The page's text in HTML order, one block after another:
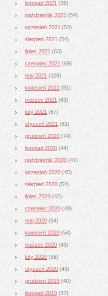
listopad 2021 (36)
październik 2021 (54)
wrzesień 2021 (54)
sierpień 2021 (54)
lipiec 2021 (63)
czerwiec 2021 (69)
maj 2021 (109)
kwiecień 2021 (81)
marzec 2021 (63)
luty 2021 (67)
styczeń 2021 (81)
grudzień 2020 (74)
listopad 2020 (44)
październik 2020 (41)
wrzesień 2020 (45)
sierpień 2020 (54)
lipiec 2020 (42)
czerwiec 2020 (49)
maj 2020 (54)
kwiecień 2020 (54)
marzec 2020 (49)
luty 2020 (38)
styczeń 2020 (43)
grudzień 2019 (40)
listopad 2019 (37)